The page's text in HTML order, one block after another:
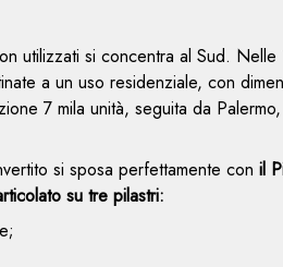
utilizzati si concentra al Sud.
a un uso residenziale, con
7 mila unità, seguita da
si sposa perfettamente con il
su tre pilastri: